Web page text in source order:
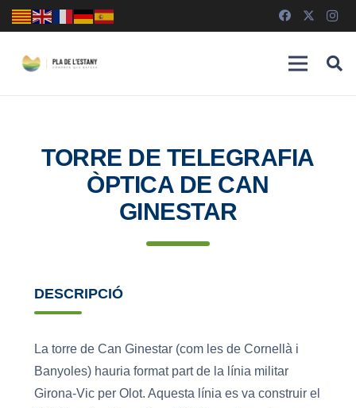
TORRE DE TELEGRAFIA
ÒPTICA DE CAN
GINESTAR
DESCRIPCIÓ
La torre de Can Ginestar (com les de Cornellà i
Banyoles) hauria format part de la línia militar
Girona-Vic per Olot. Aquesta línia es va construir el